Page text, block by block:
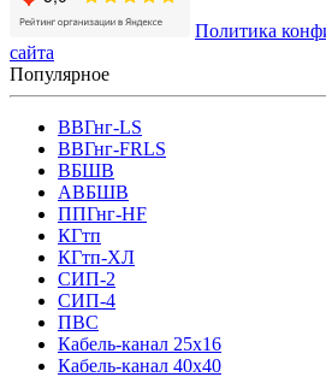
Политика
сайта
Популярное
ВВГнг-LS
ВВГнг-FRLS
ВБШВ
АВБШВ
ППГнг-HF
КГтп
КГтп-ХЛ
СИП-2
СИП-4
ПВС
Кабель-канал 25х16
Кабель-канал 40х40